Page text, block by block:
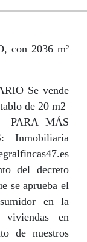
con 2036 m²
Se vende
de 20 m2
MÁS
Inmobiliaria
del decreto
se aprueba el
en la
viviendas en
de nuestros